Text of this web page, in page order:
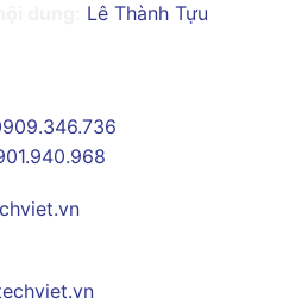
Lê Thành Tựu